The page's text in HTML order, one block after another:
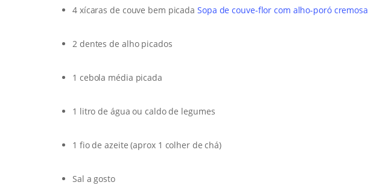
4 xícaras de couve bem picada Sopa de couve-flor com alho-poró cremosa
2 dentes de alho picados
1 cebola média picada
1 litro de água ou caldo de legumes
1 fio de azeite (aprox 1 colher de chá)
Sal a gosto